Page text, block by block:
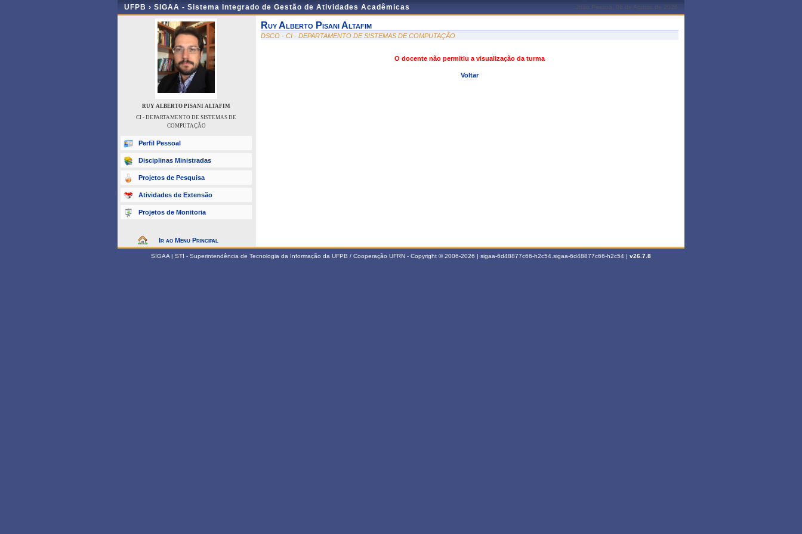
UFPB › SIGAA - Sistema Integrado de Gestão de Atividades Acadêmicas João Pessoa, 06 de Agosto de 2026
RUY ALBERTO PISANI ALTAFIM
CI - DEPARTAMENTO DE SISTEMAS DE
COMPUTAÇÃO
Perfil Pessoal
Disciplinas Ministradas
Projetos de Pesquisa
Atividades de Extensão
Projetos de Monitoria
Ir ao Menu Principal
Ruy Alberto Pisani Altafim
DSCO - CI - DEPARTAMENTO DE SISTEMAS DE COMPUTAÇÃO
O docente não permitiu a visualização da turma
Voltar
SIGAA | STI - Superintendência de Tecnologia da Informação da UFPB / Cooperação UFRN - Copyright © 2006-2026 | sigaa-6d48877c66-h2c54.sigaa-6d48877c66-h2c54 | v26.7.8